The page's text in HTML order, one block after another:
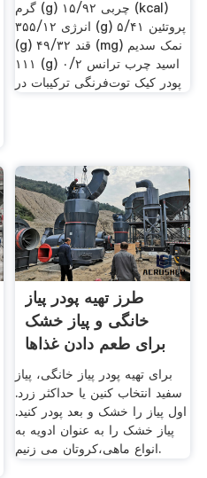
گرم (g) چربی ۱۵/۹۲ (kcal)
انرژی ۳۵۵/۱۲ (g) پروتئین ۵/۴۱
(g) قند ۴۹/۳۲ (mg) نمک سدیم
۱۱۱ (g) اسید چرب ترانس ۰/۲
پودر کیک توت‌فرنگی ترکیبات در
طرز تهیه پودر پیاز
خانگی و پیاز خشک
برای طعم دادن غذاها
برای تهیه پودر پیاز خانگی، پیاز
سفید انتخاب کنین یا حداکثر زرد.
اول پیاز را خشک و بعد پودر کنید.
پیاز خشک را به عنوان ادویه به
انواع ماهی،کروتان می زنیم.